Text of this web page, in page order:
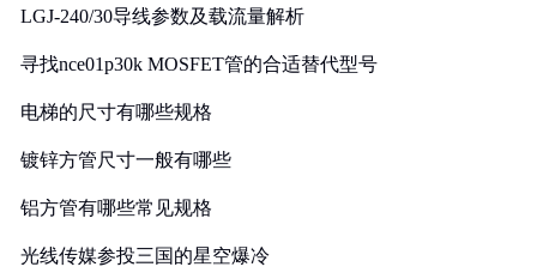
LGJ-240/30导线参数及载流量解析
寻找nce01p30k MOSFET管的合适替代型号
电梯的尺寸有哪些规格
镀锌方管尺寸一般有哪些
铝方管有哪些常见规格
光线传媒参投三国的星空爆冷